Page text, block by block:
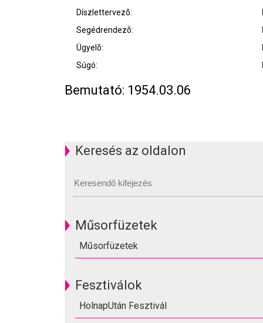
Díszlettervezõ:
Segédrendezõ:
Ügyelõ:
Súgó:
Bemutató: 1954.03.06
Keresés az oldalon
Műsorfüzetek
Műsorfüzetek
Fesztiválok
HolnapUtán Fesztivál